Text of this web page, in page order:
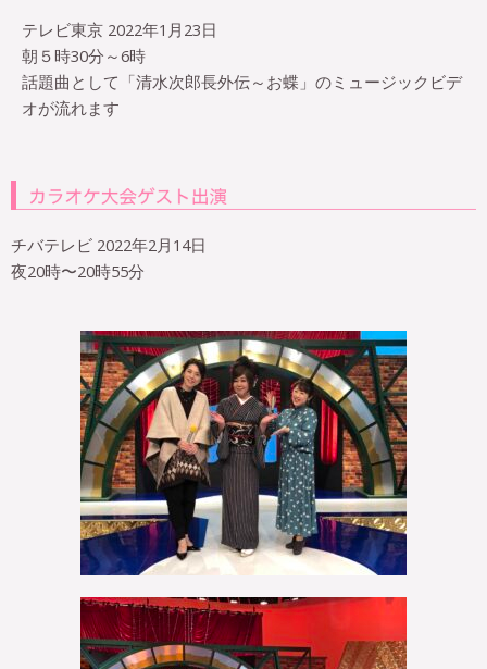
テレビ東京 2022年1月23日
朝５時30分～6時
話題曲として「清水次郎長外伝～お蝶」のミュージックビデ
オが流れます
チバテレビ 2022年2月14日
夜20時〜20時55分